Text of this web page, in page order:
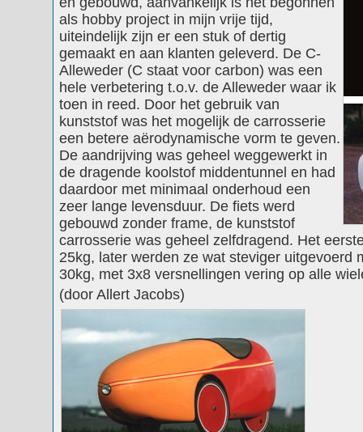
als hobby project in mijn vrije tijd,
uiteindelijk zijn er een stuk of dertig
gemaakt en aan klanten geleverd. De C-
Alleweder (C staat voor carbon) was een
hele verbetering t.o.v. de Alleweder waar ik
toen in reed. Door het gebruik van
kunststof was het mogelijk de carrosserie
een betere aërodynamische vorm te geven.
De aandrijving was geheel weggewerkt in
de dragende koolstof middentunnel en had
daardoor met minimaal onderhoud een
zeer lange levensduur. De fiets werd
gebouwd zonder frame, de kunststof
carrosserie was geheel zelfdragend. Het
25kg, later werden ze wat steviger uitgevoerd
30kg, met 3x8 versnellingen vering op alle
(door Allert Jacobs)